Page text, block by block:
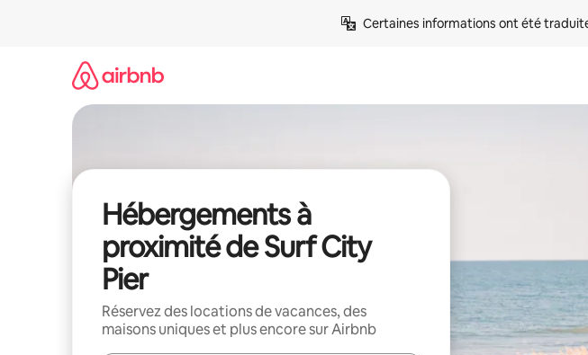
Certaines informations ont été
Hébergements à
proximité de Surf City
Pier
Réservez des locations de vacances, des
maisons uniques et plus encore sur Airbnb